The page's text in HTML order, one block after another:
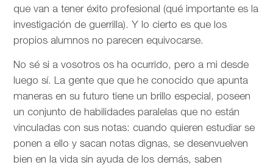
que van a tener éxito profesional (qué importante es la
investigación de guerrilla). Y lo cierto es que los
propios alumnos no parecen equivocarse.
No sé si a vosotros os ha ocurrido, pero a mi desde
luego sí. La gente que que he conocido que apunta
maneras en su futuro tiene un brillo especial, poseen
un conjunto de habilidades paralelas que no están
vinculadas con sus notas: cuando quieren estudiar se
ponen a ello y sacan notas dignas, se desenvuelven
bien en la vida sin ayuda de los demás, saben